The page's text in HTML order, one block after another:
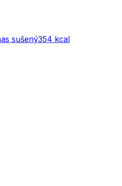
sušený354 kcal